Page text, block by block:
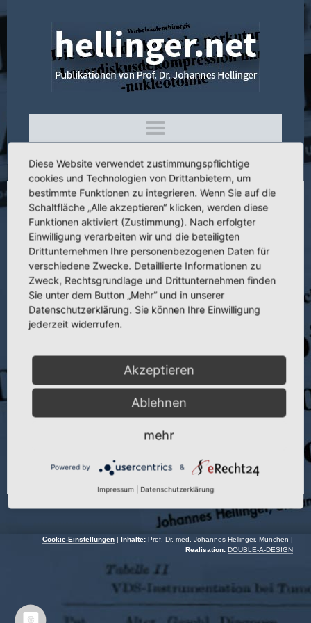
4.138 Die Entwicklung der Diagnostik und
Therapie bei Skoliosen
Titel:Die Entwicklung der Diagnostik und Therapie bei Skoliosen
Veranstaltung:Weiterbidlungstagung für Physiotherapeuten
Karl-Marx-Stadt
Veranstaltungsdatum:17.12.–19.12.1980
Cookie-Einstellungen | Inhalte: Prof. Dr. med. Johannes Hellinger, München |
Realisation: DOUBLE-A-DESIGN
Diese Website verwendet zustimmungspflichtige
cookies und Technologien von Drittanbietern, um
bestimmte Funktionen zu integrieren. Wenn Sie auf die
Schaltfläche „Alle akzeptieren“ klicken, werden diese
Funktionen aktiviert (Zustimmung). Nach erfolgter
Einwilligung verarbeiten wir und die beteiligten
Drittunternehmen Ihre personenbezogenen Daten für
verschiedene Zwecke. Detaillierte Informationen zu
Zweck, Rechtsgrundlage und Drittunternehmen finden
Sie unter dem Button „Mehr“ und in unserer
Datenschutzerklärung. Sie können Ihre Einwilligung
jederzeit widerrufen.
Akzeptieren
Ablehnen
mehr
Powered by &
Impressum Datenschutzerklärung